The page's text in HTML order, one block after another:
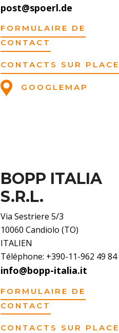
post@spoerl.de
FORMULAIRE DE
CONTACT
CONTACTS SUR PLACE
GOOGLEMAP
BOPP ITALIA
S.R.L.
Via Sestriere 5/3
10060 Candiolo (TO)
ITALIEN
Téléphone: +390-11-962 49 84
info@bopp-italia.it
FORMULAIRE DE
CONTACT
CONTACTS SUR PLACE